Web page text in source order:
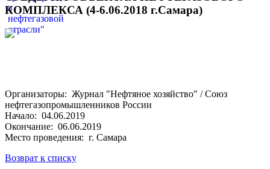
КОМПЛЕКСА (4-6.06.2018 г.Самара)
Организаторы: Журнал "Нефтяное хозяйство" / Союз
нефтегазопромышленников России
Начало: 04.06.2019
Окончание: 06.06.2019
Место проведения: г. Самара
Возврат к списку